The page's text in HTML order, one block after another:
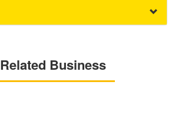
Related Business